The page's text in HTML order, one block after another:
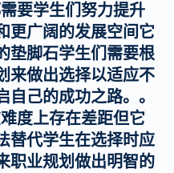
要学生们努力提升
更广阔的发展空间它
垫脚石学生们需要根
来做出选择以适应不
自己的成功之路。。
度上存在差距但它
替代学生在选择时应
职业规划做出明智的